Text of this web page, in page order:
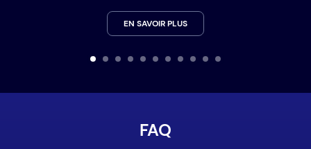
EN SAVOIR PLUS
FAQ